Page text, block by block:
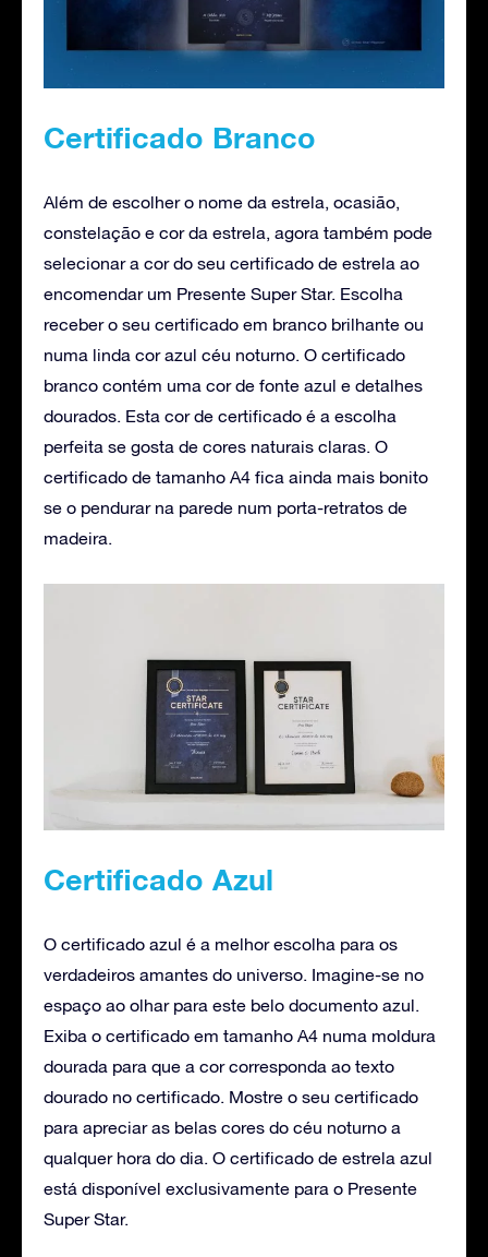
Certificado Branco
Além de escolher o nome da estrela, ocasião,
constelação e cor da estrela, agora também pode
selecionar a cor do seu certificado de estrela ao
encomendar um Presente Super Star. Escolha
receber o seu certificado em branco brilhante ou
numa linda cor azul céu noturno. O certificado
branco contém uma cor de fonte azul e detalhes
dourados. Esta cor de certificado é a escolha
perfeita se gosta de cores naturais claras. O
certificado de tamanho A4 fica ainda mais bonito
se o pendurar na parede num porta-retratos de
madeira.
Certificado Azul
O certificado azul é a melhor escolha para os
verdadeiros amantes do universo. Imagine-se no
espaço ao olhar para este belo documento azul.
Exiba o certificado em tamanho A4 numa moldura
dourada para que a cor corresponda ao texto
dourado no certificado. Mostre o seu certificado
para apreciar as belas cores do céu noturno a
qualquer hora do dia. O certificado de estrela azul
está disponível exclusivamente para o Presente
Super Star.